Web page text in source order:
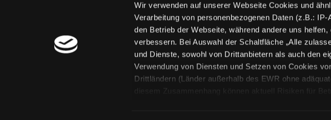
Wir verwenden auf unserer Webseite Cookies und
Verarbeitung von personenbezogenen Daten (z.B.:
den Betrieb der Webseite, während andere uns
verbessern. Bei Auswahl der Schaltfläche „Alle
und Dienste, sowohl von Drittanbietern als auch den
Verwendung von Diensten und Setzen von Cookies
Drittländern (Länder außerhalb des EWR ohne
diesem Zusammenhang können aktuell Risiken für
[kju:b]
Kontakt
Über uns
Jobs
Medienwunsch
FAQs